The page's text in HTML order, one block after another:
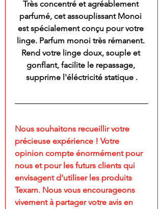
Très concentré et agréablement
parfumé, cet assouplissant Monoi
est spécialement conçu pour votre
linge. Parfum monoi très rémanent.
Rend votre linge doux, souple et
gonflant, facilite le repassage,
supprime l'éléctricité statique .
Nous souhaitons recueillir votre
précieuse expérience ! Votre
opinion compte énormément pour
nous et pour les futurs clients qui
envisagent d'utiliser les produits
Texam. Nous vous encourageons
vivement à partager votre avis en